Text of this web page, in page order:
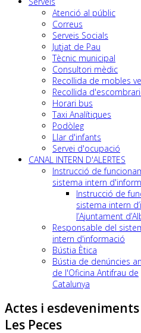
Atenció al públic
Correus
Serveis Socials
Jutjat de Pau
Tècnic municipal
Consultori mèdic
Recollida de mobles
Recollida
Horari bus
Taxi Analítiques
Podòleg
Llar d'infants
Servei d'ocupació
CANAL INTERN D'ALERTES
Instrucció de
sistema intern
Instrucció de
sistema intern
l’Ajuntament
Responsable del
intern d'informació
Bústia Ètica
Bústia de denúncies
de l'Oficina Antifrau de
Catalunya
Actes i
Les Peces